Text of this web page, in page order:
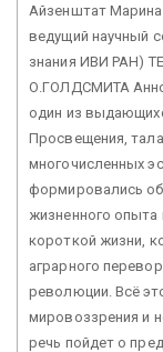
Айзенштат Марина
ведущий научный
знания ИВИ РАН)
О.ГОЛДСМИТА
один из
Просвещения,
многочисленных
формировались
жизненного опыта
короткой жизни,
аграрного
революции. Всё
мировоззрения и
речь пойдет о